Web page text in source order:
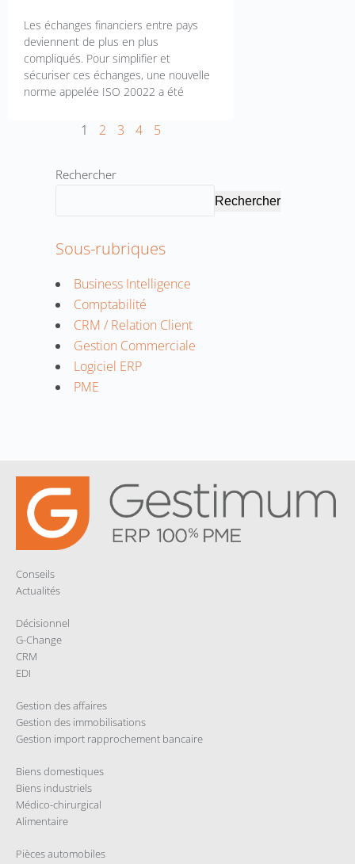
Les échanges financiers entre pays
deviennent de plus en plus
compliqués. Pour simplifier et
sécuriser ces échanges, une nouvelle
norme appelée ISO 20022 a été
1 2 3 4 5
Rechercher
Rechercher
Sous-rubriques
Business Intelligence
Comptabilité
CRM / Relation Client
Gestion Commerciale
Logiciel ERP
PME
Conseils
Actualités
Décisionnel
G-Change
CRM
EDI
Gestion des affaires
Gestion des immobilisations
Gestion import rapprochement bancaire
Biens domestiques
Biens industriels
Médico-chirurgical
Alimentaire
Pièces automobiles